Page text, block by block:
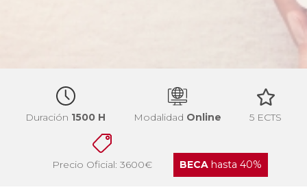
Duración 1500 H Modalidad Online 5 ECTS
Precio Oficial: 3600€ BECAhasta 40%